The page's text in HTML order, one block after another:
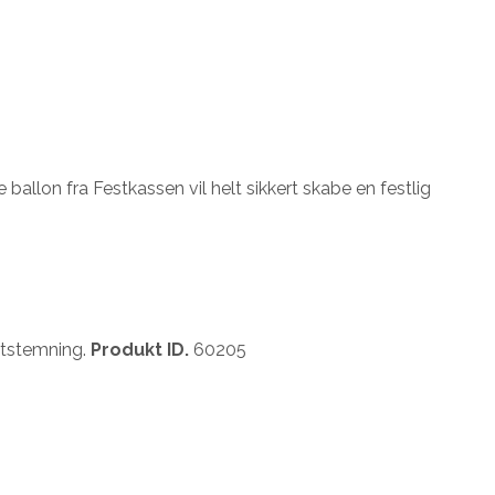
fra Festkassen vil helt sikkert skabe en festlig
Produkt ID. 60205